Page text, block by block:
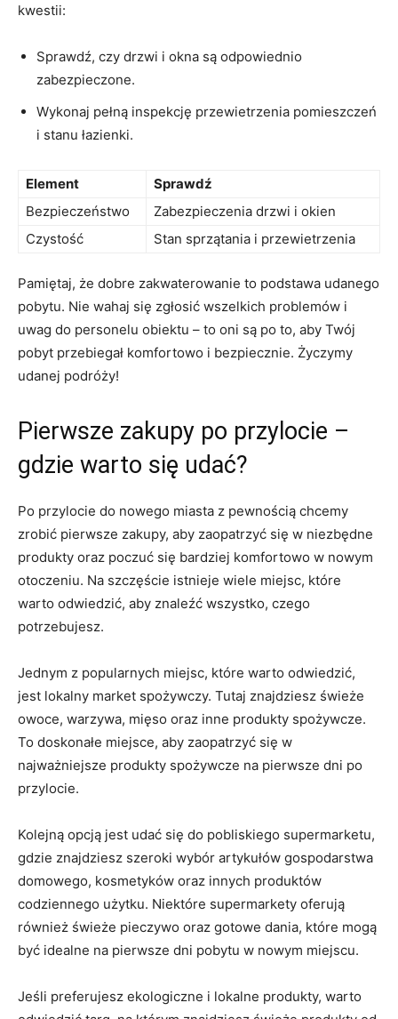
⁢kwestii:
Sprawdź, czy drzwi i okna są odpowiednio
zabezpieczone.
Wykonaj pełną inspekcję przewietrzenia pomieszczeń
i stanu łazienki.
Element
Sprawdź
Bezpieczeństwo
Zabezpieczenia drzwi i okien
Czystość
Stan sprzątania ⁤i przewietrzenia
Pamiętaj, że dobre​ zakwaterowanie to podstawa udanego
pobytu. Nie ‍wahaj się zgłosić wszelkich problemów i
uwag do personelu obiektu – to⁣ oni są ⁢po‌ to, aby Twój
pobyt przebiegał komfortowo⁤ i bezpiecznie.⁤ Życzymy
udanej podróży!
Pierwsze zakupy po przylocie –
gdzie warto się udać?
Po przylocie do nowego miasta z pewnością chcemy
zrobić pierwsze zakupy, aby zaopatrzyć‍ się w niezbędne
produkty oraz poczuć się bardziej komfortowo w nowym
otoczeniu. Na szczęście⁢ istnieje ⁣wiele miejsc, które
warto odwiedzić, aby znaleźć wszystko, czego
potrzebujesz.
Jednym z popularnych miejsc, które​ warto odwiedzić,
jest lokalny market spożywczy. Tutaj znajdziesz ‌świeże
owoce, warzywa, mięso⁤ oraz inne produkty spożywcze.
To doskonałe miejsce, aby zaopatrzyć się w
najważniejsze produkty spożywcze na pierwsze dni po
przylocie.
Kolejną opcją jest udać się do pobliskiego‍ supermarketu,
⁤gdzie znajdziesz szeroki wybór artykułów gospodarstwa
domowego, kosmetyków oraz innych produktów
codziennego użytku. Niektóre​ supermarkety oferują
również świeże pieczywo oraz gotowe dania, które mogą
być idealne na pierwsze dni pobytu w nowym ​miejscu.
Jeśli preferujesz ekologiczne i ⁤lokalne ⁤produkty, warto